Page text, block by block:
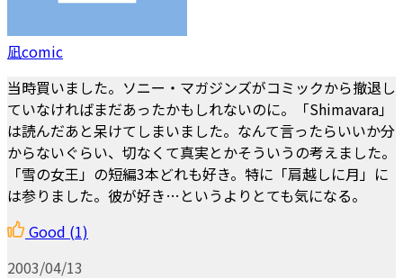
凪comic
当時買いました。ソニー・マガジンズがコミックから撤退し
ていなければまだあったかもしれないのに。「Shimavara」
は読んだあと呆けてしまいました。なんて言ったらいいか分
からないぐらい、切なくて真実とかそういうの考えました。
「雪の女王」の短編3本どれも好き。特に「肩越しに月」に
は参りました。彼が好き…というよりとても気になる。
Good (1)
2003/04/13